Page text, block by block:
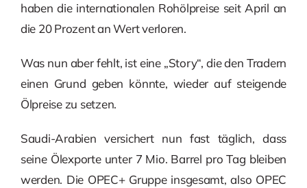
haben die internationalen Rohölpreise seit April an
die 20 Prozent an Wert verloren.
Was nun aber fehlt, ist eine „Story“, die den Tradern
einen Grund geben könnte, wieder auf steigende
Ölpreise zu setzen.
Saudi-Arabien versichert nun fast täglich, dass
seine Ölexporte unter 7 Mio. Barrel pro Tag bleiben
werden. Die OPEC+ Gruppe insgesamt, also OPEC